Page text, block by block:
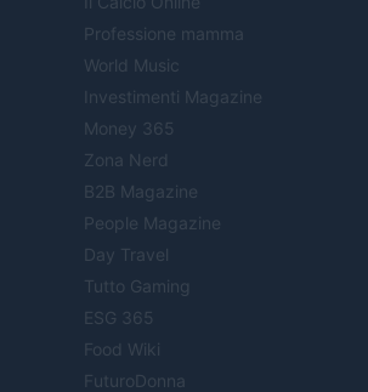
Professione mamma
World Music
Investimenti Magazine
Money 365
Zona Nerd
B2B Magazine
People Magazine
Day Travel
Tutto Gaming
ESG 365
Food Wiki
FuturoDonna